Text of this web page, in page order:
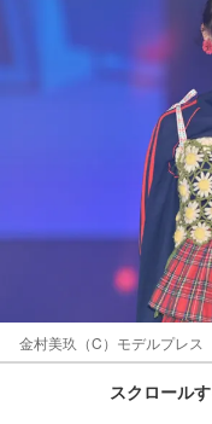
金村美玖（C）モデルプレス
スクロール